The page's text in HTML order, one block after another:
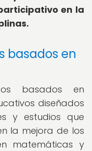
en la
basados en
basados en
diseñados
y estudios que
la mejora de los
matemáticas y